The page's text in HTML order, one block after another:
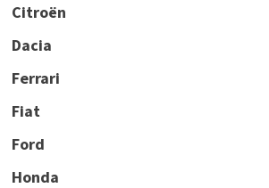
Citroën
Dacia
Ferrari
Fiat
Ford
Honda